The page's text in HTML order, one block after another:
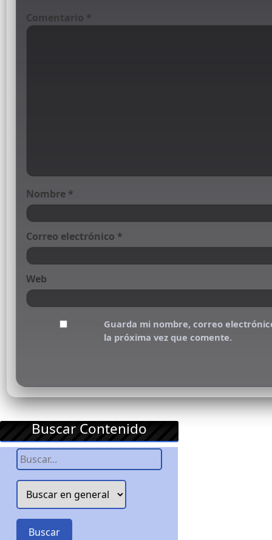
Comentario *
Nombre *
Correo electrónico *
Web
Guarda mi nombre, correo
la próxima vez que comente.
Buscar Contenido
Buscar